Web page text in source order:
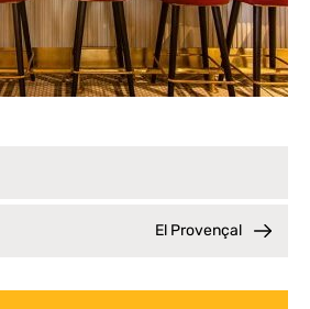
El Provençal